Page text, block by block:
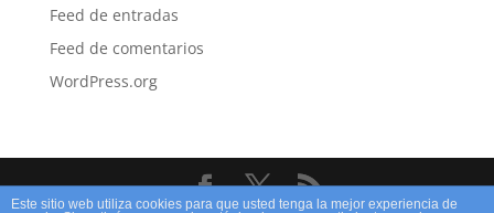
Feed de entradas
Feed de comentarios
WordPress.org
Este sitio web utiliza cookies para que usted tenga la mejor experiencia de